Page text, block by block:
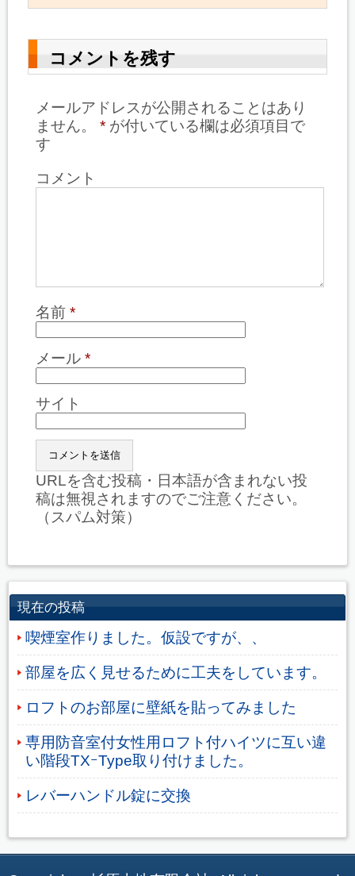
コメントを残す
メールアドレスが公開されることはあり
ません。
* が付いている欄は必須項目で
す
コメント
名前 *
メール *
サイト
URLを含む投稿・日本語が含まれない投
稿は無視されますのでご注意ください。
（スパム対策）
現在の投稿
喫煙室作りました。仮設ですが、、
部屋を広く見せるために工夫をしています。
ロフトのお部屋に壁紙を貼ってみました
専用防音室付女性用ロフト付ハイツに互い違
い階段TXｰType取り付けました。
レバーハンドル錠に交換